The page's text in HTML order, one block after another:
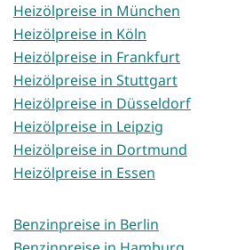
Heizölpreise in München
Heizölpreise in Köln
Heizölpreise in Frankfurt
Heizölpreise in Stuttgart
Heizölpreise in Düsseldorf
Heizölpreise in Leipzig
Heizölpreise in Dortmund
Heizölpreise in Essen
Benzinpreise in Berlin